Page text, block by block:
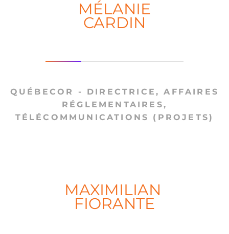
MÉLANIE
CARDIN
QUÉBECOR - DIRECTRICE, AFFAIRES
RÉGLEMENTAIRES,
TÉLÉCOMMUNICATIONS (PROJETS)
MAXIMILIAN
FIORANTE